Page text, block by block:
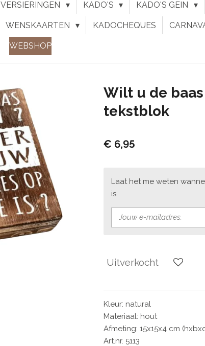
VERSIERINGEN KADO'S KADO'S GEIN
WENSKAARTEN KADOCHEQUES
WEBSHOP
Wilt u de
tekstblok
€ 6,95
Laat het me weten
is.
Uitverkocht
Kleur: natural
Materiaal: hout
Afmeting: 15x15x4 cm
Art.nr. 5113